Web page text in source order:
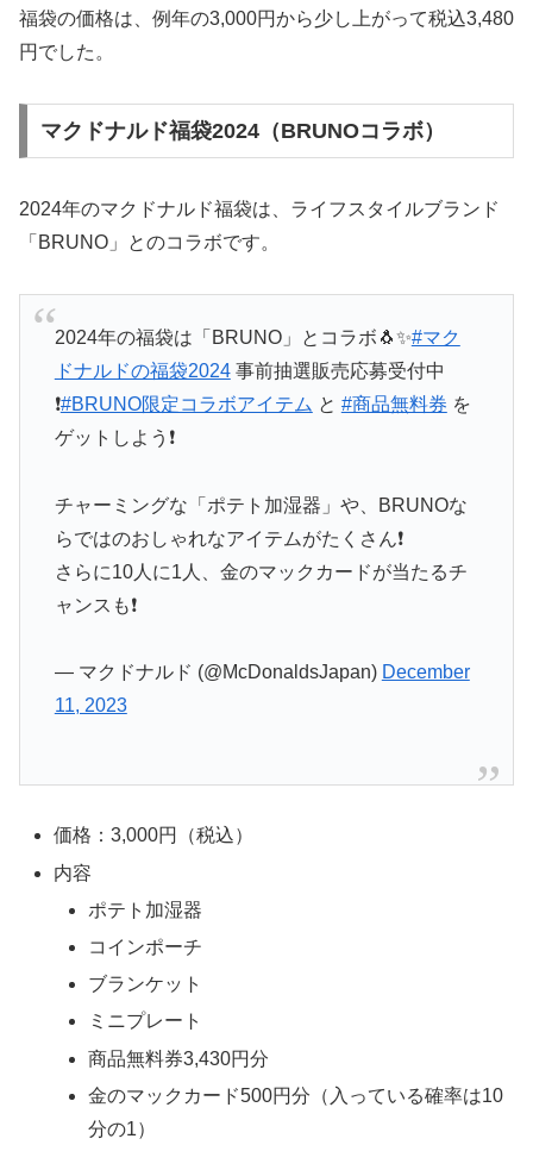
福袋の価格は、例年の3,000円から少し上がって税込3,480
円でした。
マクドナルド福袋2024（BRUNOコラボ）
2024年のマクドナルド福袋は、ライフスタイルブランド
「BRUNO」とのコラボです。
2024年の福袋は「BRUNO」とコラボ🐧✨#マク
ドナルドの福袋2024事前抽選販売応募受付中
❗#BRUNO限定コラボアイテム と #商品無料券 を
ゲットしよう❗
チャーミングな「ポテト加湿器」や、BRUNOな
らではのおしゃれなアイテムがたくさん❗
さらに10人に1人、金のマックカードが当たるチ
ャンスも❗
— マクドナルド (@McDonaldsJapan) December
11, 2023
価格：3,000円（税込）
内容
ポテト加湿器
コインポーチ
ブランケット
ミニプレート
商品無料券3,430円分
金のマックカード500円分（入っている確率は10
分の1）